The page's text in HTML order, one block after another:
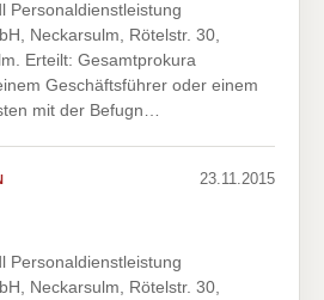
Personaldienstleistung
Neckarsulm, Rötelstr. 30,
Erteilt: Gesamtprokura
Geschäftsführer oder einem
mit der Befugn…
23.11.2015
Personaldienstleistung
Neckarsulm, Rötelstr. 30,